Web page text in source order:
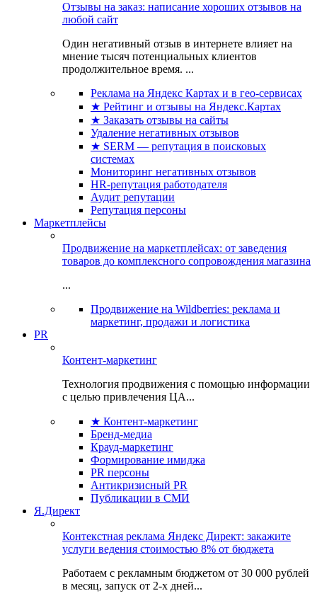
Отзывы на заказ: написание хороших отзывов на
любой сайт
Один негативный отзыв в интернете влияет на
мнение тысяч потенциальных клиентов
продолжительное время. ...
Реклама на Яндекс Картах и в гео-сервисах
★ Рейтинг и отзывы на Яндекс.Картах
★ Заказать отзывы на сайты
Удаление негативных отзывов
★ SERM — репутация в поисковых
системах
Мониторинг негативных отзывов
HR-репутация работодателя
Аудит репутации
Репутация персоны
Маркетплейсы
Продвижение на маркетплейсах: от заведения
товаров до комплексного сопровождения магазина
...
Продвижение на Wildberries: реклама и
маркетинг, продажи и логистика
PR
Контент-маркетинг
Технология продвижения с помощью информации
с целью привлечения ЦА...
★ Контент-маркетинг
Бренд-медиа
Крауд-маркетинг
Формирование имиджа
PR персоны
Антикризисный PR
Публикации в СМИ
Я.Директ
Контекстная реклама Яндекс Директ: закажите
услуги ведения стоимостью 8% от бюджета
Работаем с рекламным бюджетом от 30 000 рублей
в месяц, запуск от 2-х дней...